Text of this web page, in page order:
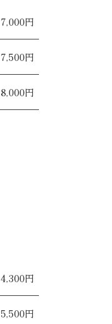
7,000円
7,500円
8,000円
4,300円
5,500円